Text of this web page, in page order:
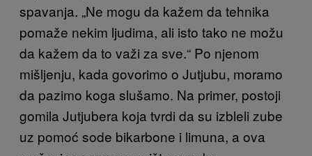
spavanja. „Ne mogu da kažem da tehnika
pomaže nekim ljudima, ali isto tako ne možu
da kažem da to važi za sve.“ Po njenom
mišljenju, kada govorimo o Jutjubu, moramo
da pazimo koga slušamo. Na primer, postoji
gomila Jutjubera koja tvrdi da su izbleli zube
uz pomoć sode bikarbone i limuna, a ova